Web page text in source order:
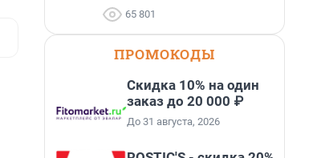
65 801
ПРОМОКОДЫ
Скидка 10% на один
заказ до 20 000 ₽
До 31 августа, 2026